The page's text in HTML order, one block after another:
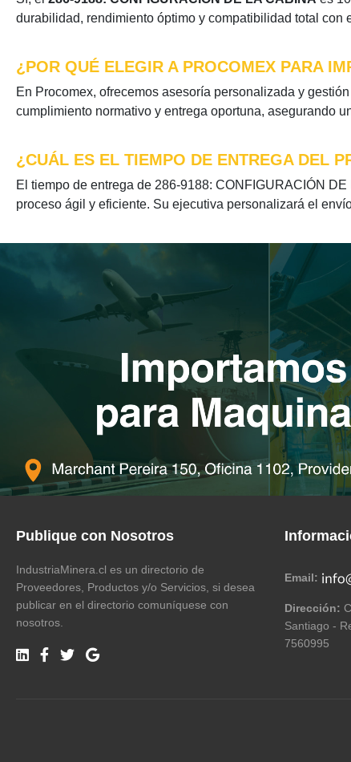
durabilidad, rendimiento óptimo y compatibilidad total
¿POR QUÉ ELEGIR A PROCOMEX PARA
En Procomex, ofrecemos asesoría personalizada y
cumplimiento normativo y entrega oportuna, asegurando
¿CUÁL ES EL TIEMPO DE ENTREGA DEL
El tiempo de entrega de 286-9188: CONFIGURACIÓN
proceso ágil y eficiente. Su ejecutiva personalizará el
Publique con Nosotros
IndustriaMinera.cl es un directorio de
Proveedores, Productos y/o Servicios, si desea
publicar en el directorio comuníquese con
nosotros.
Email:
Dirección:
Santiago -
7560995